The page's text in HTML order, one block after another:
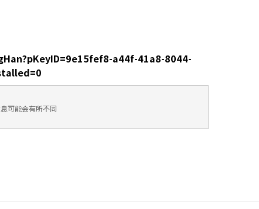
a44f-41a8-8044-
可能会有所不同